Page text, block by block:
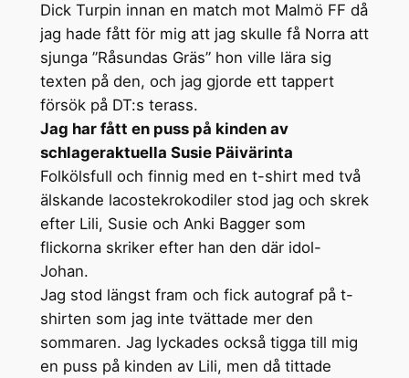
Dick Turpin innan en match mot Malmö FF då
jag hade fått för mig att jag skulle få Norra att
sjunga ”Råsundas Gräs” hon ville lära sig
texten på den, och jag gjorde ett tappert
försök på DT:s terass.
Jag har fått en puss på kinden av
schlageraktuella Susie Päivärinta
Folkölsfull och finnig med en t-shirt med två
älskande lacostekrokodiler stod jag och skrek
efter Lili, Susie och Anki Bagger som
flickorna skriker efter han den där idol-
Johan.
Jag stod längst fram och fick autograf på t-
shirten som jag inte tvättade mer den
sommaren. Jag lyckades också tigga till mig
en puss på kinden av Lili, men då tittade